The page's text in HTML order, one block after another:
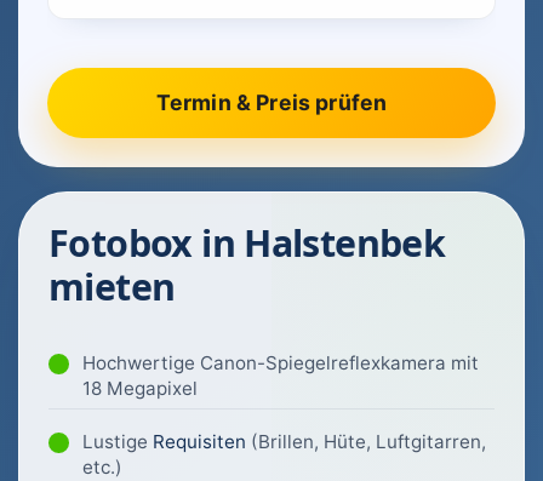
Fotobox in Halstenbek
mieten
Hochwertige Canon-Spiegelreflexkamera mit
18 Megapixel
Lustige Requisiten (Brillen, Hüte, Luftgitarren,
etc.)